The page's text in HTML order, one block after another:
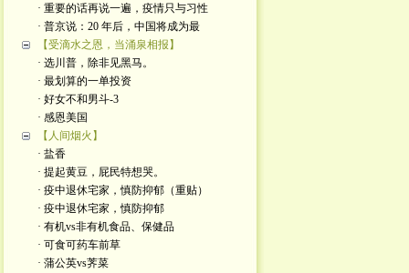
· 重要的话再说一遍，疫情只与习性
· 普京说：20 年后，中国将成为最
【受滴水之恩，当涌泉相报】
· 选川普，除非见黑马。
· 最划算的一单投资
· 好女不和男斗-3
· 感恩美国
【人间烟火】
· 盐香
· 提起黄豆，屁民特想哭。
· 疫中退休宅家，慎防抑郁（重贴）
· 疫中退休宅家，慎防抑郁
· 有机vs非有机食品、保健品
· 可食可药车前草
· 蒲公英vs荠菜